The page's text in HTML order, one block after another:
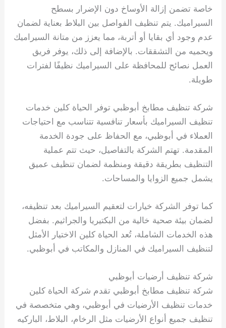
خاصة تضمن إزالة الأوساخ دون الإضرار بسطح
السيراميك. يتم تنظيف الفواصل بين البلاط بعناية لضمان
عدم وجود أي بقايا أو أتربة، مما يعزز من متانة السيراميك
ويحميه من التشققات. بالإضافة إلى ذلك، يوفر فريق
العمل نصائح للمحافظة على السيراميك نظيفًا لفترات
طويلة.
شركة تنظيف مطابخ أبوظبي توفر الحياة كلين خدمات
تنظيف السيراميك بأسعار تنافسية تتناسب مع احتياجات
العملاء في أبوظبي، مع الحفاظ على جودة الخدمة
المقدمة. تهتم الشركة بالتفاصيل، حيث تتم عملية
التنظيف بطريقة دقيقة ومنظمة لضمان تنظيف عميق
يشمل جميع الزوايا والمساحات.
كما توفر الشركة خيارات لتعقيم السيراميك بعد تنظيفه،
لضمان بيئة صحية خالية من البكتيريا والجراثيم. بفضل
هذه الخدمات الشاملة، تُعد الحياة كلين الاختيار الأمثل
لتنظيف السيراميك في المنازل والمكاتب في أبوظبي.
شركة تنظيف أرضيات أبوظبي
شركة تنظيف مطابخ أبوظبي تقدم شركة الحياة كلين
خدمات تنظيف الأرضيات في أبوظبي، وهي متخصصة في
تنظيف جميع أنواع الأرضيات مثل الرخام، البلاط، الباركيه